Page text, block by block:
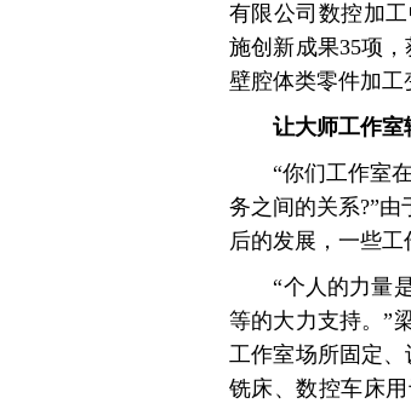
有限公司数控加
施创新成果35项
壁腔体类零件加工
让大师工作室
“你们工作室在
务之间的关系?”
后的发展，一些工
“个人的力量是
等的大力支持。”
工作室场所固定
铣床、数控车床